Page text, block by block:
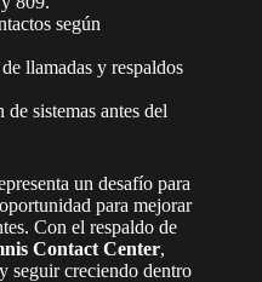
según
llamadas y respaldos
sistemas antes del
un desafío para
para mejorar
Con el respaldo de
Contact Center,
seguir creciendo dentro